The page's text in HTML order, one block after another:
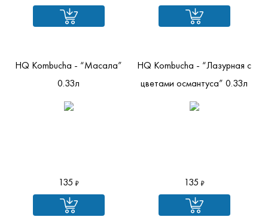
HQ Kombucha - “Масала”
0.33л
135
HQ Kombucha - “Лазурная с
цветами османтуса” 0.33л
135